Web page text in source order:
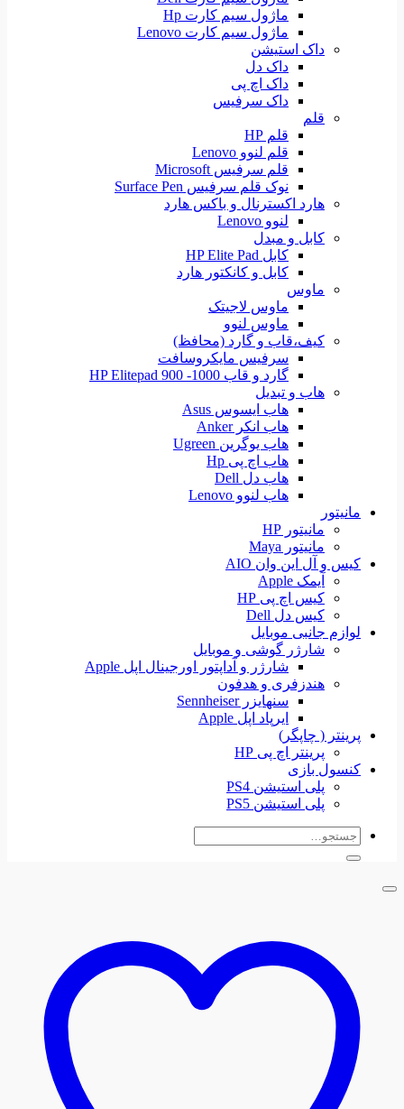
ماژول سیم کارت Hp
ماژول سیم کارت Lenovo
داک استیشن
داک دل
داک اچ پی
داک سرفیس
قلم
قلم HP
قلم لنوو Lenovo
قلم سرفیس Microsoft
نوک قلم سرفیس Surface Pen
هارد اکسترنال و باکس هارد
لنوو Lenovo
کابل و مبدل
کابل HP Elite Pad
کابل و کانکتور هارد
ماوس
ماوس لاجیتک
ماوس لنوو
کیف،قاب و گارد (محافظ)
سرفیس مایکروسافت
گارد و قاب HP Elitepad 900 -1000
هاب و تبدیل
هاب ایسوس Asus
هاب انکر Anker
هاب یوگرین Ugreen
هاب اچ پی Hp
هاب دل Dell
هاب لنوو Lenovo
مانیتور
مانیتور HP
مانیتور Maya
کیس و آل این وان AIO
آیمک Apple
کیس اچ پی HP
کیس دل Dell
لوازم جانبی موبایل
شارژر گوشی و موبایل
شارژر و آداپتور اورجینال اپل Apple
هندزفری و هدفون
سنهایزر Sennheiser
ایرپاد اپل Apple
پرینتر ( چاپگر)
پرینتر اچ پی HP
کنسول بازی
پلی استیشن PS4
پلی استیشن PS5
جستجو